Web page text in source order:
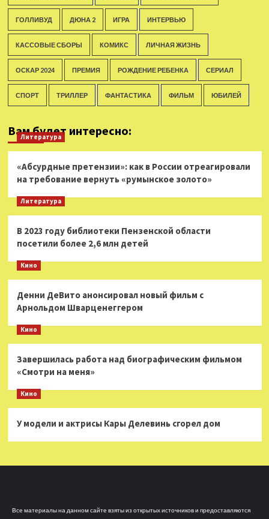
ГОЛЛИВУД ДЮНА 2 ИГРА ИНТЕРВЬЮ
КАССОВЫЕ СБОРЫ КОМИКС ЛИЧНАЯ ЖИЗНЬ
ОСКАР 2024 ПРЕМИЯ РОЖДЕНИЕ РЕБЕНКА СЕРИАЛ
СПОРТ ТРИЛЛЕР ФАНТАСТИКА ФИЛЬМ ЮБИЛЕЙ
Вам будет интересно:
Литература
«Абсурдные претензии»: как в России отреагировали
на требование вернуть «румынское золото»
Литература
В 2023 году библиотеки Пензенской области
посетили более 2,6 млн детей
Кино
Денни ДеВито анонсировал новый фильм с
Арнольдом Шварценеггером
Кино
Завершилась работа над биографическим фильмом
«Смотри на меня»
Кино
У модели и актрисы Кары Делевинь сгорел дом
Все материалы на данном сайте взяты из открытых источников и предоставляются